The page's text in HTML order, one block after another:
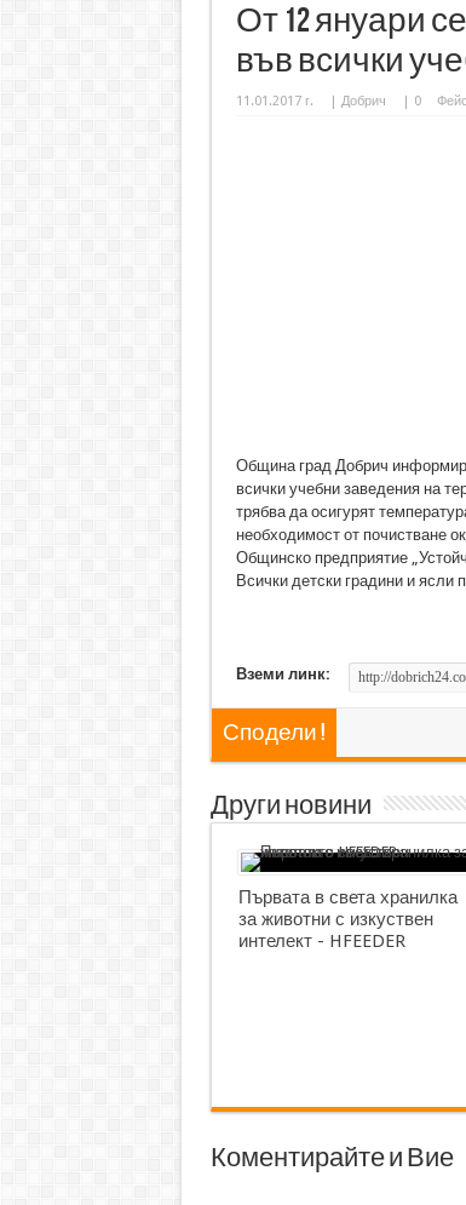
От 12 януари
във всички
11.01.2017 г. | Добрич | 0
Община град Добрич
всички учебни заведения на
трябва да осигурят
необходимост от почистване
Общинско предприятие
Всички детски градини и ясли
Вземи линк:
Сподели !
Други новини
Първата в света хранилка
за животни с изкуствен
интелект - HFEEDER
Коментирайте и Вие